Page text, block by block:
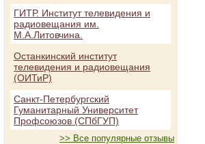
ГИТР. Институт телевидения и
радиовещания им.
М.А.Литовчина.
Останкинский институт
телевидения и радиовещания
(ОИТиР)
Санкт-Петербургский
Гуманитарный Университет
Профсоюзов (СПбГУП)
>> Все популярные отзывы